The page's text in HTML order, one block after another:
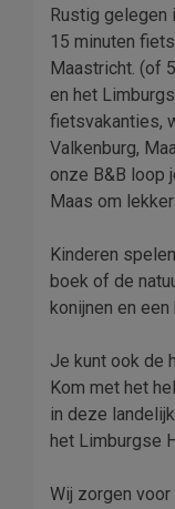
Rustig gelegen
15 minuten
Maastricht. (of
en het
fietsvakanties,
Valkenburg,
onze B&B loop
Maas om
Kinderen
boek of de
konijnen en een
Je kunt ook de
Kom met het
in deze
het Limburgse
Wij zorgen